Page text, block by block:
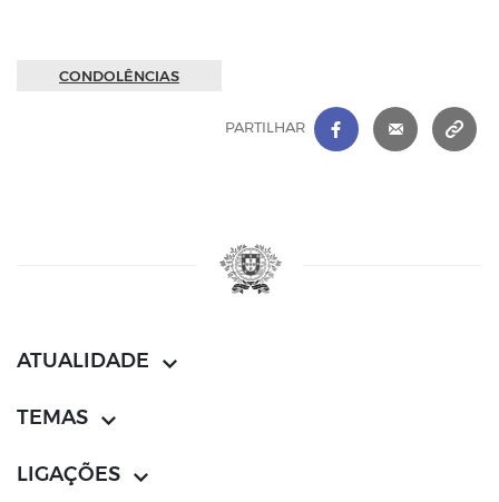
CONDOLÊNCIAS
PARTILHAR
FACEBOOK
ATUALIDADE
TEMAS
LIGAÇÕES